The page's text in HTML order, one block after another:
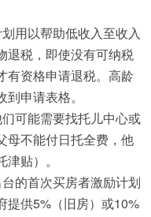
用以帮助低收入至收入
退税，即使没有可纳税
有资格申请退税。高龄
申请表格。
可能需要找托儿中心或
母不能付日托全费，他
贴）。
的首次买房者激励计划
提供5%（旧房）或10%